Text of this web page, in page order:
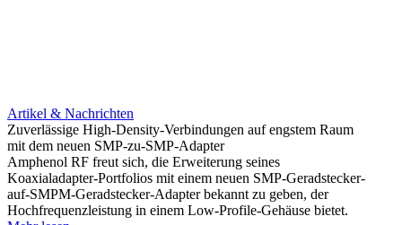
Artikel & Nachrichten
Zuverlässige High-Density-Verbindungen auf engstem Raum
mit dem neuen SMP-zu-SMP-Adapter
Amphenol RF freut sich, die Erweiterung seines
Koaxialadapter-Portfolios mit einem neuen SMP-Geradstecker-
auf-SMPM-Geradstecker-Adapter bekannt zu geben, der
Hochfrequenzleistung in einem Low-Profile-Gehäuse bietet.